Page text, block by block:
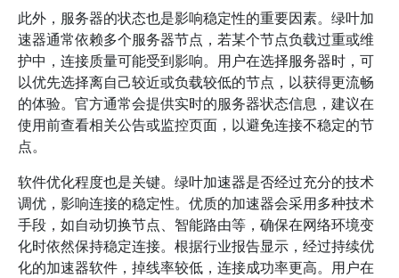
此外，服务器的状态也是影响稳定性的重要因素。绿叶加
速器通常依赖多个服务器节点，若某个节点负载过重或维
护中，连接质量可能受到影响。用户在选择服务器时，可
以优先选择离自己较近或负载较低的节点，以获得更流畅
的体验。官方通常会提供实时的服务器状态信息，建议在
使用前查看相关公告或监控页面，以避免连接不稳定的节
点。
软件优化程度也是关键。绿叶加速器是否经过充分的技术
调优，影响连接的稳定性。优质的加速器会采用多种技术
手段，如自动切换节点、智能路由等，确保在网络环境变
化时依然保持稳定连接。根据行业报告显示，经过持续优
化的加速器软件，掉线率较低，连接成功率更高。用户在